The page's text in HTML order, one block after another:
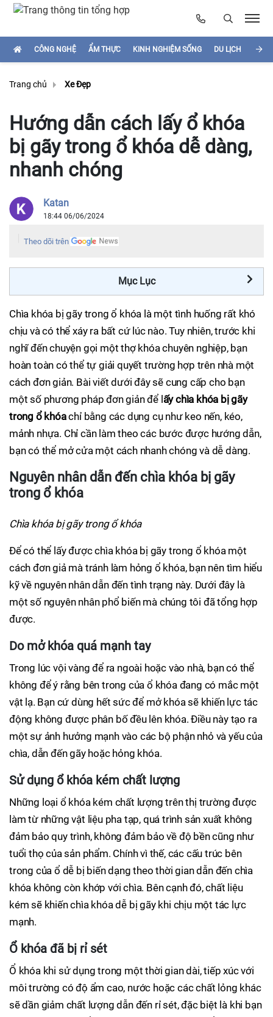
CÔNG NGHỆ ẨM THỰC KINH NGHIỆM SỐNG DU LỊCH
Trang chủ Xe Đẹp
Hướng dẫn cách lấy ổ khóa
bị gãy trong ổ khóa dễ dàng,
nhanh chóng
Katan
18:44 06/06/2024
Theo dõi trên
Mục Lục
Chìa khóa bị gãy trong ổ khóa là một tình huống rất khó
chịu và có thể xáy ra bất cứ lúc nào. Tuy nhiên, trước khi
nghĩ đến chuyện gọi một thợ khóa chuyên nghiệp, bạn
hoàn toàn có thể tự giải quyết trường hợp trên nhà một
cách đơn giản. Bài viết dưới đây sẽ cung cấp cho bạn
một số phương pháp đơn giản để l ấy chìa khóa bị gãy
trong ổ khóachỉ bằng các dụng cụ như keo nến, kéo,
mảnh nhựa. Chỉ cần làm theo các bước được hướng dẫn,
bạn có thể mở cửa một cách nhanh chóng và dễ dàng.
Nguyên nhân dẫn đến chìa khóa bị gãy
trong ổ khóa
Chìa khóa bị gãy trong ổ khóa
Để có thể lấy được chìa khóa bị gãy trong ổ khóa một
cách đơn giả mà tránh làm hỏng ổ khóa, bạn nên tìm hiểu
kỹ về nguyên nhân dẫn đến tình trạng này. Dưới đây là
một số nguyên nhân phổ biến mà chúng tôi đã tổng hợp
được.
Do mở khóa quá mạnh tay
Trong lúc vội vàng để ra ngoài hoặc vào nhà, bạn có thể
không để ý rằng bên trong của ổ khóa đang có mắc một
vật lạ. Bạn cứ dùng hết sức để mở khóa sẽ khiến lực tác
động không được phân bố đều lên khóa. Điều này tạo ra
một sự ảnh hưởng mạnh vào các bộ phận nhỏ và yếu của
chìa, dẫn đến gãy hoặc hỏng khóa.
Sử dụng ổ khóa kém chất lượng
Những loại ổ khóa kém chất lượng trên thị trường được
làm từ những vật liệu pha tạp, quá trình sản xuất không
đảm bảo quy trình, không đảm bảo về độ bền cũng như
tuổi thọ của sản phẩm. Chính vì thế, các cấu trúc bên
trong của ổ dễ bị biến dạng theo thời gian dẫn đến chìa
khóa không còn khớp với chìa. Bên cạnh đó, chất liệu
kém sẽ khiến chìa khóa dễ bị gãy khi chịu một tác lực
mạnh.
Ổ khóa đã bị rỉ sét
Ổ khóa khi sử dụng trong một thời gian dài, tiếp xúc với
môi trường có độ ẩm cao, nước hoặc các chất lỏng khác
sẽ dần giảm chất lượng dẫn đến rỉ sét, đặc biệt là khi bạn